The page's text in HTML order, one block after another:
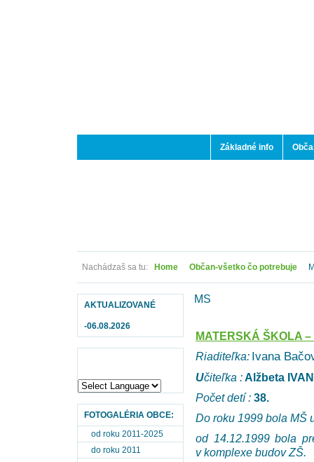
Základné info
Nachádzaš sa tu: Home Občan-všetko čo potrebuje
AKTUALIZOVANÉ
-06.08.2026
FOTOGALÉRIA OBCE:
od roku 2011-2025
do roku 2011
MS
MATERSKÁ ŠKOLA
Riaditeľka: Ivana
Učiteľka :Alžbeta
Počet detí : 38.
Do roku 1999 bola MŠ
od 14.12.1999 bola
v komplexe budov ZŠ.